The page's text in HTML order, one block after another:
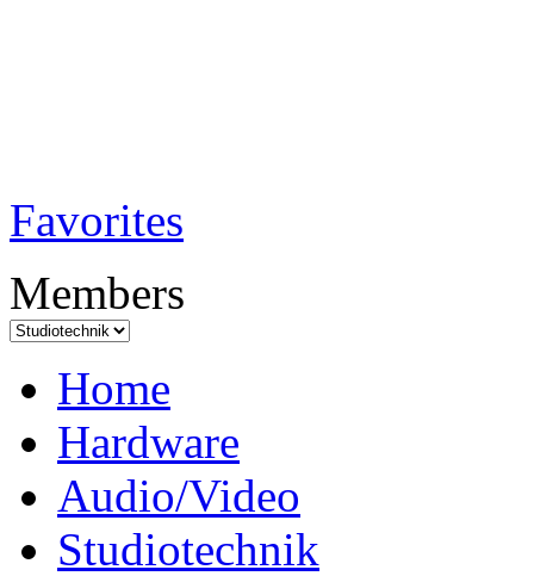
Favorites
Members
Home
Hardware
Audio/Video
Studiotechnik